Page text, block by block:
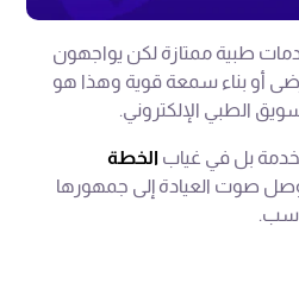
طبية ممتازة لكن يواجهون
أو بناء سمعة قوية وهذا هو
الطبي الإلكتروني.
بل في غياب الخطة
صوت العيادة إلى جمهورها